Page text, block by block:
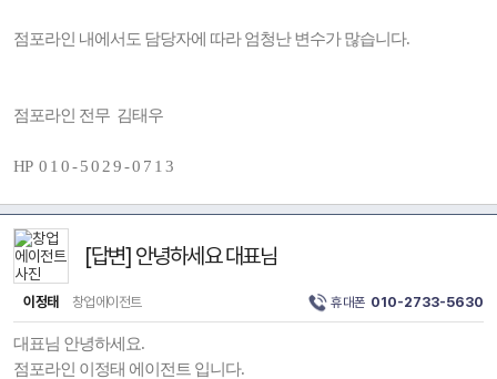
점포라인 내에서도 담당자에 따라 엄청난 변수가 많습니다.
점포라인 전무 김태우
HP 0 1 0 - 5 0 2 9 - 0 7 1 3
[답변] 안녕하세요 대표님
이정태 창업에이전트 휴대폰 010-2733-5630
대표님 안녕하세요.
점포라인 이정태 에이전트 입니다.